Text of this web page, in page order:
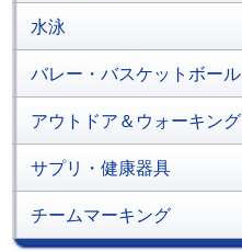
水泳
バレー・バスケットボール
アウトドア＆ウォーキング
サプリ・健康器具
チームマーキング